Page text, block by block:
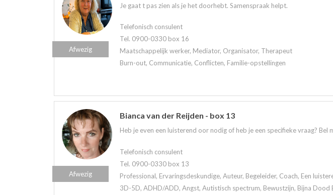
Je gaat t pas zien als je het doorhebt. Samenspraak helpt.
Telefonisch consulent
Tel. 0900-0330 box 16
Maatschappelijk werker, Mediator, Organisator, Therapeut
Burn-out, Communicatie, Conflicten, Familie-opstellingen
Afwezig
Bianca van der Reijden - box 13
Heb je even een luisterend oor nodig of heb je een specifieke vraag? Bel
Telefonisch consulent
Tel. 0900-0330 box 13
Professional, Ervaringsdeskundige, Auteur, Begeleider, Coach, Een
3D-5D, ADHD/ADD, Angst, Autistisch spectrum, Bewustzijn, Bijna Dood
Afwezig